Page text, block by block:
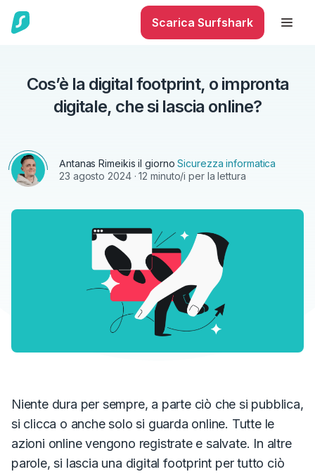
Scarica Surfshark
Cos’è la digital footprint, o impronta
digitale, che si lascia online?
Antanas Rimeikis il giornoSicurezza informatica
23 agosto 2024· 12 minuto/i per la lettura
Niente dura per sempre, a parte ciò che si pubblica,
si clicca o anche solo si guarda online. Tutte le
azioni online vengono registrate e salvate. In altre
parole, si lascia una digital footprint per tutto ciò